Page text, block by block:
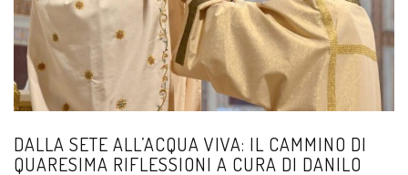
DALLA SETE ALL’ACQUA VIVA: IL CAMMINO DI
QUARESIMA RIFLESSIONI A CURA DI DANILO